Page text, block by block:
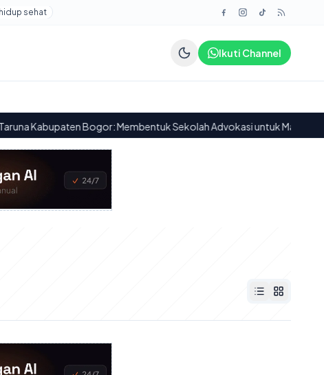
sehat
Ikuti Channel
Bogor: Membentuk Sekolah Advokasi untuk Masa Depan Pemuda